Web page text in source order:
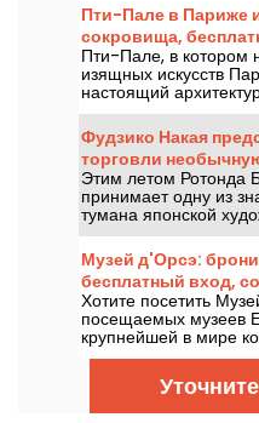
Пти-Пале в Париже
сокровища,
работы и выставки
Пти-Пале, в котором
изящных искусств
настоящий
Спроектированный
Всемирной выставки
полон сокровищ. А
бесплатный, было бы
воспользоваться этим.
Фудзико Накая
торговли
скульптуру из
Этим летом Ротонда
принимает одну из
тумана японской
До 14 сентября 2026
увидеть эту
инсталляцию, которая
появляться и
водяного пара!
Музей д'Орсэ:
бесплатный вход,
выставки
Хотите посетить
посещаемых музеев
крупнейшей в мире
импрессионистов? У
необходимые советы
с которыми стоит
проходящие в